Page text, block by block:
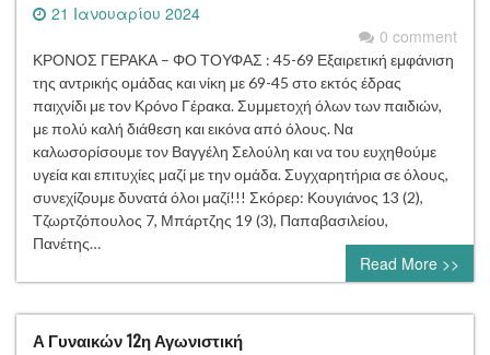
21 Ιανουαρίου 2024
0 comment
ΚΡΟΝΟΣ ΓΕΡΑΚΑ – ΦΟ ΤΟΥΦΑΣ : 45-69 Εξαιρετική εμφάνιση
της αντρικής ομάδας και νίκη με 69-45 στο εκτός έδρας
παιχνίδι με τον Κρόνο Γέρακα. Συμμετοχή όλων των παιδιών,
με πολύ καλή διάθεση και εικόνα από όλους. Να
καλωσορίσουμε τον Βαγγέλη Σελούλη και να του ευχηθούμε
υγεία και επιτυχίες μαζί με την ομάδα. Συγχαρητήρια σε όλους,
συνεχίζουμε δυνατά όλοι μαζί!!! Σκόρερ: Κουγιάνος 13 (2),
Τζωρτζόπουλος 7, Μπάρτζης 19 (3), Παπαβασιλείου,
Πανέτης…
Read More >>
Α Γυναικών 12η Αγωνιστική